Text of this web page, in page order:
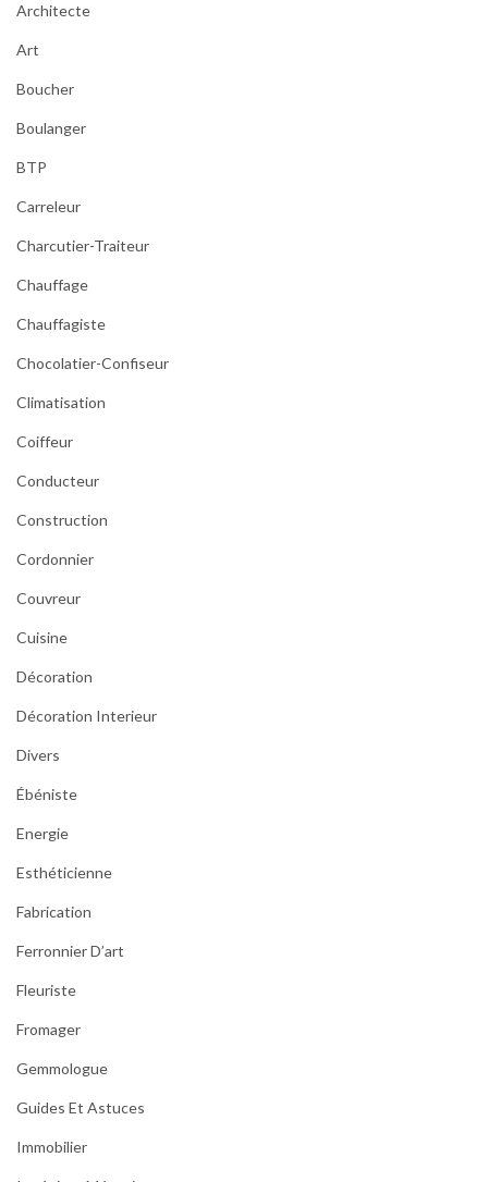
Architecte
Art
Boucher
Boulanger
BTP
Carreleur
Charcutier-Traiteur
Chauffage
Chauffagiste
Chocolatier-Confiseur
Climatisation
Coiffeur
Conducteur
Construction
Cordonnier
Couvreur
Cuisine
Décoration
Décoration Interieur
Divers
Ébéniste
Energie
Esthéticienne
Fabrication
Ferronnier D’art
Fleuriste
Fromager
Gemmologue
Guides Et Astuces
Immobilier